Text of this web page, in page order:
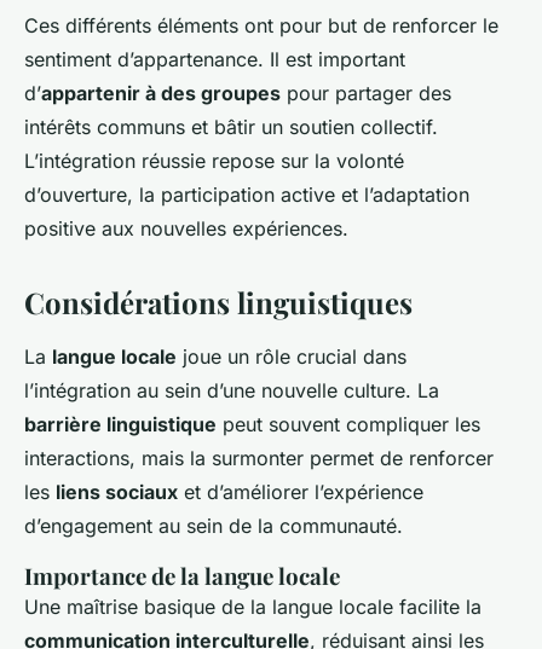
Ces différents éléments ont pour but de renforcer le
sentiment d’appartenance. Il est important
d’appartenir à des groupes pour partager des
intérêts communs et bâtir un soutien collectif.
L’intégration réussie repose sur la volonté
d’ouverture, la participation active et l’adaptation
positive aux nouvelles expériences.
Considérations linguistiques
La langue locale joue un rôle crucial dans
l’intégration au sein d’une nouvelle culture. La
barrière linguistique peut souvent compliquer les
interactions, mais la surmonter permet de renforcer
les liens sociaux et d’améliorer l’expérience
d’engagement au sein de la communauté.
Importance de la langue locale
Une maîtrise basique de la langue locale facilite la
communication interculturelle, réduisant ainsi les